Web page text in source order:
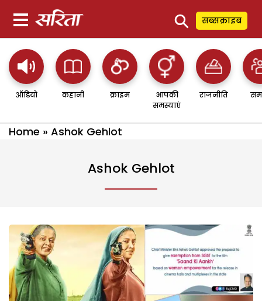
⚲ सब्सक्राइब
ऑडियो कहानी क्राइम
आपकी
समस्याएं
राजनीति
Home » Ashok Gehlot
Ashok Gehlot